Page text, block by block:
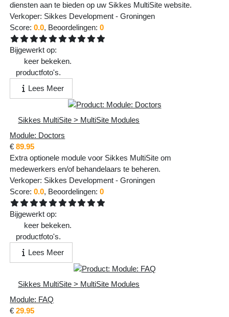
diensten aan te bieden op uw Sikkes MultiSite website.
Verkoper: Sikkes Development -Groningen
Score:0.0, Beoordelingen:0
Bijgewerkt op:
keer bekeken.
productfoto's.
Lees Meer
Sikkes MultiSite > MultiSite Modules
Module: Doctors
€89.95
Extra optionele module voor Sikkes MultiSite om
medewerkers en/of behandelaars te beheren.
Verkoper: Sikkes Development -Groningen
Score:0.0, Beoordelingen:0
Bijgewerkt op:
keer bekeken.
productfoto's.
Lees Meer
Sikkes MultiSite > MultiSite Modules
Module: FAQ
€29.95